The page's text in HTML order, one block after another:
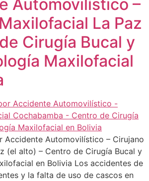
Automovilístico –
La Paz
Cirugía Bucal y
Maxilofacial
Accidente Automovilístico – Cirujano
(el alto) – Centro de Cirugía Bucal y
en Bolivia Los accidentes de
y la falta de uso de cascos en